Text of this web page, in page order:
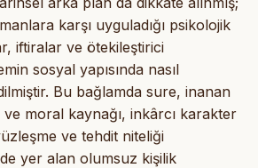
karşı uyguladığı psikolojik
iftiralar ve ötekileştirici
sosyal yapısında nasıl
Bu bağlamda sure, inanan
moral kaynağı, inkârcı karakter
ve tehdit niteliği
yer alan olumsuz kişilik